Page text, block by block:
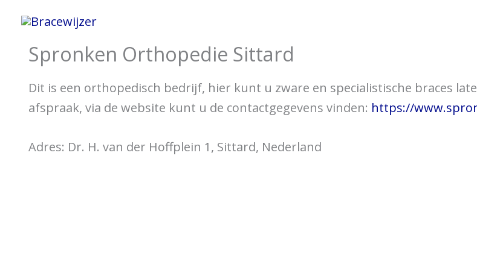
naar
Spronken Orthopedie Sittard
Dit is een orthopedisch bedrijf, hier kunt u zware en specialistische braces
afspraak, via de website kunt u de contactgegevens vinden: https://
Adres: Dr. H. van der Hoffplein 1, Sittard, Nederland